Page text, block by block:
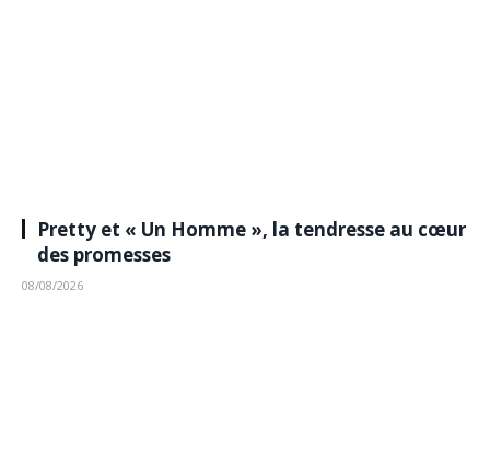
Pretty et « Un Homme », la tendresse au cœur
des promesses
08/08/2026